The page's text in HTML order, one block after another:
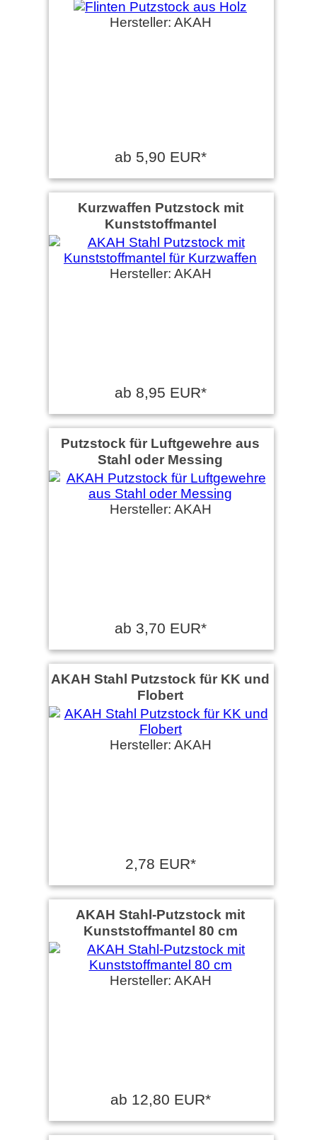
Hersteller: AKAH
ab 5,90 EUR*
Kurzwaffen Putzstock mit
Kunststoffmantel
Hersteller: AKAH
ab 8,95 EUR*
Putzstock für Luftgewehre aus
Stahl oder Messing
Hersteller: AKAH
ab 3,70 EUR*
AKAH Stahl Putzstock für KK und
Flobert
Hersteller: AKAH
2,78 EUR*
AKAH Stahl-Putzstock mit
Kunststoffmantel 80 cm
Hersteller: AKAH
ab 12,80 EUR*